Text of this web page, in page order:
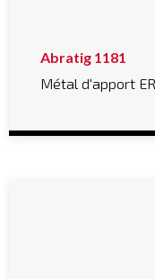
Abratig 1181
Métal d'apport